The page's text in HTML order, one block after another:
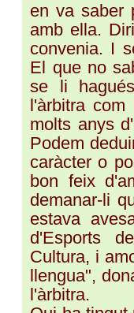
en va saber
amb ella.
convenia. I
El que no
se li
l'àrbitra com
molts anys
Podem
caràcter o
bon feix
demanar-li
estava
d'Esports
Cultura, i
llengua",
l'àrbitra.